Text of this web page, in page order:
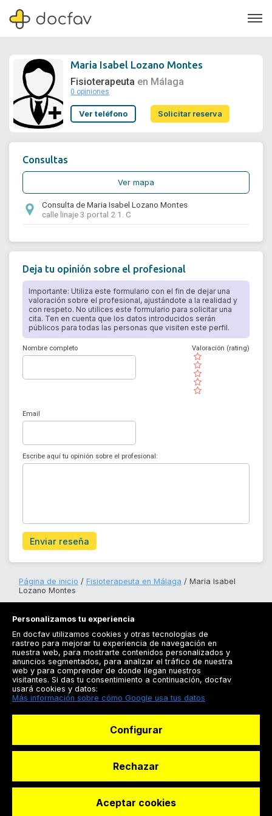
Soporte
Maria Isabel Lozano Montes
Fisioterapeuta en Málaga
0 opiniones
Ver teléfono Solicitar reserva
Consultas
Ver mapa
Consulta de Maria Isabel Lozano Montes
calle linaje 3 portal 2 1. C
Deja tu opinión sobre el profesional
Importante: Utiliza este formulario con el fin de dejar una
valoración sobre el profesional, ajustándote a la realidad y
con respeto. No utilices este formulario para solicitar una
cita. Ten en cuenta que los datos introducidos serán
públicos para todas las personas que visiten este perfil.
Nombre completo
( )
( )
( )
( )
( )
Valoración (rating)
Email
Escribe aquí tu opinión sobre el profesional:
Enviar reseña
Página de inicio Fisioterapeuta en Málaga
Maria Isabel
Lozano Montes
Registrarse
Docfav
© Dashboard Technologies S.L
Personalizamos tu experiencia
En docfav utilizamos cookies y otras tecnologías de
rastreo para mejorar tu experiencia de navegación en
nuestra web, para mostrarte contenidos personalizados y
anuncios segmentados, para analizar el tráfico de nuestra
web y para comprender de donde llegan nuestros
visitantes. Si das tu consentimiento a continuación, docfav
usará cookies y datos:
Más información sobre cómo Google usa tus datos
Configurar
Rechazar
Aceptar cookies